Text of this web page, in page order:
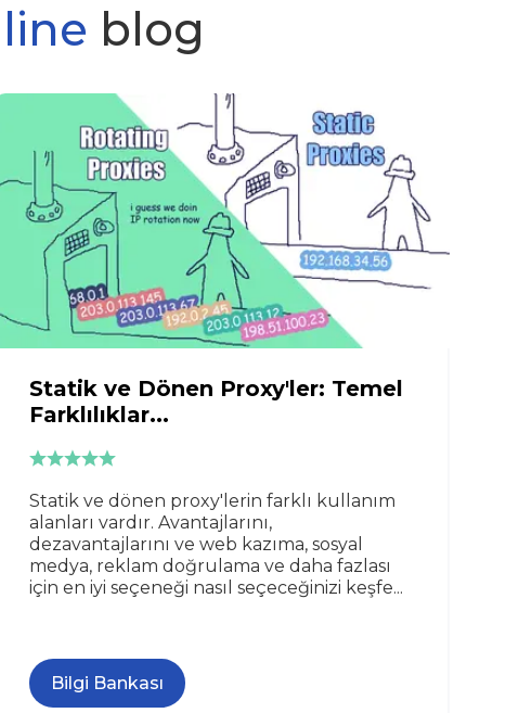
blog
Statik ve Dönen Proxy'ler: Temel
Farklılıklar...
Statik ve dönen proxy'lerin farklı kullanım
alanları vardır. Avantajlarını,
dezavantajlarını ve web kazıma, sosyal
medya, reklam doğrulama ve daha fazlası
için en iyi seçeneği nasıl seçeceğinizi keşfe...
Bilgi Bankası